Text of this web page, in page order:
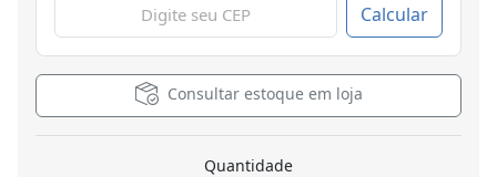
Calcular
Consultar estoque em loja
Quantidade